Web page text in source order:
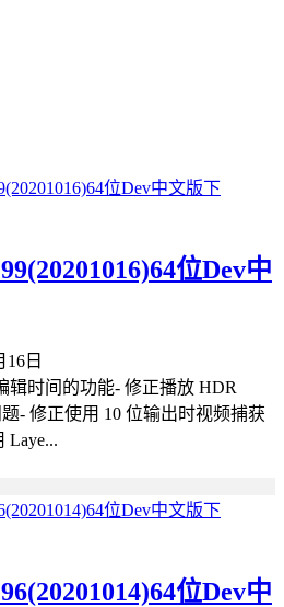
位Dev中
16日
辑时间的功能- 修正播放 HDR
- 修正使用 10 位输出时视频捕获
Laye...
位Dev中